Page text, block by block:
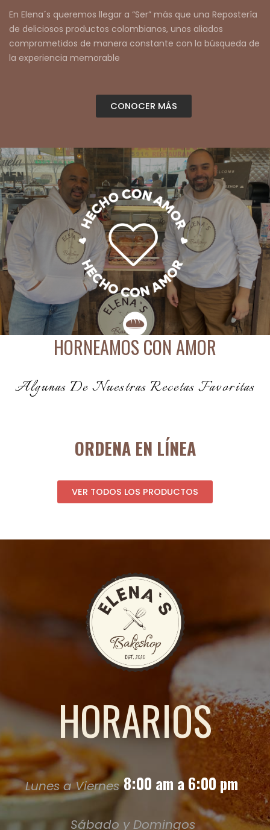
En Elena´s queremos llegar a “Ser” más que una Repostería
de deliciosos productos colombianos, unos aliados
comprometidos de manera constante con la búsqueda de
la experiencia memorable
CONOCER MÁS
HORNEAMOS CON AMOR
Algunas De Nuestras Recetas Favoritas
ORDENA EN LÍNEA
VER TODOS LOS PRODUCTOS
HORARIOS
Lunes a Viernes 8:00 am a 6:00 pm
Sábado y Domingos